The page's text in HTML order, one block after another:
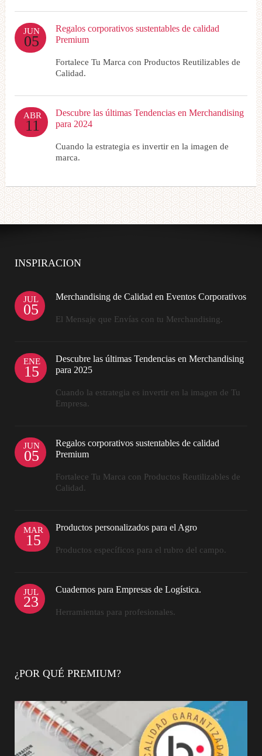
JUN
05
Regalos corporativos sustentables de calidad
Premium
Fortalece Tu Marca con Productos Reutilizables de
Calidad.
ABR
11
Descubre las últimas Tendencias en Merchandising
para 2024
Cuando la estrategia es invertir en la imagen de
marca.
INSPIRACION
JUL
05
Merchandising de Calidad en Eventos Corporativos
El Mensaje que Envías con tu Merchandising.
ENE
15
Descubre las últimas Tendencias en Merchandising
para 2025
Cuando la estrategia es invertir en la imagen de Tu
Empresa.
JUN
05
Regalos corporativos sustentables de calidad
Premium
Fortalece Tu Marca con Productos Reutilizables de
Calidad.
MAR
15
Productos personalizados para el Agro
Productos específicos para el rubro del campo.
JUL
23
Cuadernos para Empresas de Logística.
Herramientas para profesionales.
¿POR QUÉ PREMIUM?